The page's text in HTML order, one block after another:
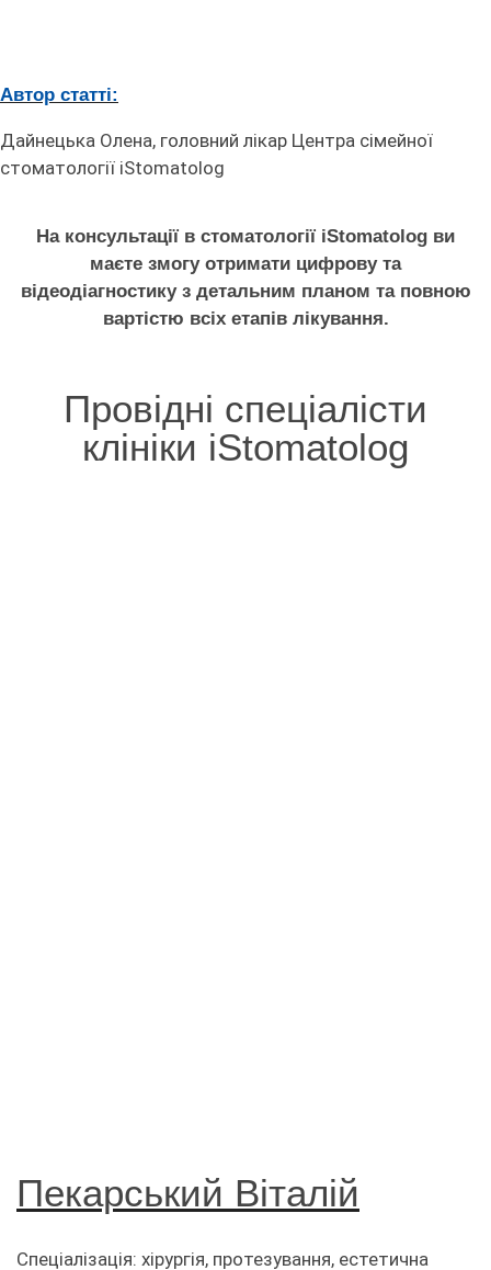
Автор статті:
Дайнецька Олена, головний лікар Центра сімейної
стоматології iStomatolog
На консультації в стоматології iStomatolog ви
маєте змогу отримати цифрову та
відеодіагностику з детальним планом та повною
вартістю всіх етапів лікування.
Провідні спеціалісти
клініки iStomatolog
Пекарський Віталій
Спеціалізація: хірургія, протезування, естетична